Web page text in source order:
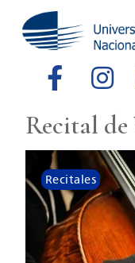
Recital
Recitales